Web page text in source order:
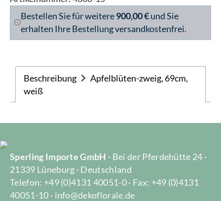
Bestellen Sie für weitere900,00 €und Sie
erhalten Ihre Bestellung versandkostenfrei.
Beschreibung
Apfelblüten-zweig, 69cm,
weiß
Sperling Importe GmbH · Bei der Pferdehütte 24 ·
21339 Lüneburg · Deutschland
Telefon: +49 (0)4131 40051-0 · Fax: +49 (0)4131
40051-10 · info@dekoflorale.de